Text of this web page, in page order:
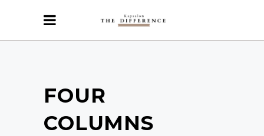
FOUR
COLUMNS